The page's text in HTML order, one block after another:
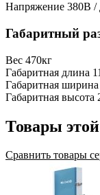
Напряжение 380В /
Габаритный
Вес 470кг
Габаритная длина
Габаритная ширина
Габаритная высота
Товары
Сравнить товары